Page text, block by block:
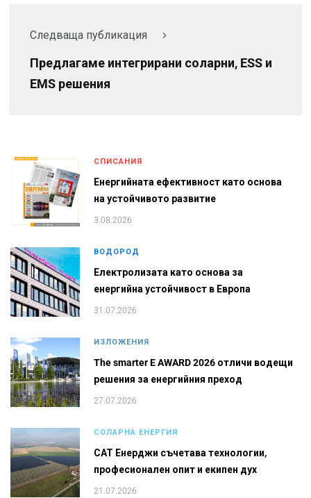
Следваща публикация
Предлагаме интегрирани соларни, ESS и
EMS решения
СПИСАНИЯ
Енергийната ефективност като основа
на устойчивото развитие
3.08.2026
ВОДОРОД
Електролизата като основа за
енергийна устойчивост в Европа
31.07.2026
ИЗЛОЖЕНИЯ
The smarter E AWARD 2026 отличи водещи
решения за енергийния преход
27.07.2026
СОЛАРНА ЕНЕРГИЯ
САТ Енерджи съчетава технологии,
професионален опит и екипен дух
21.07.2026